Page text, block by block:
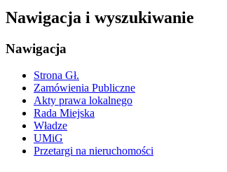
Nawigacja i wyszukiwanie
Nawigacja
Strona Gł.
Zamówienia Publiczne
Akty prawa lokalnego
Rada Miejska
Władze
UMiG
Przetargi na nieruchomości